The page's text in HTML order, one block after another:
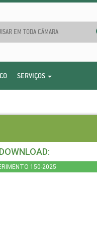
SERVIÇOS
150-2025